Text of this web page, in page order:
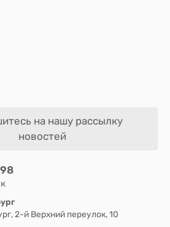
на нашу рассылку
новостей
2-й Верхний переулок, 10